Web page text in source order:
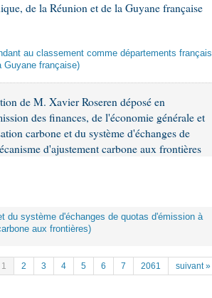
de la Réunion et de la Guyane française
au classement comme départements français
Guyane française)
de M. Xavier Roseren déposé en
des finances, de l'économie générale et
carbone et du système d'échanges de
d'ajustement carbone aux frontières
du système d'échanges de quotas d'émission à
aux frontières)
1 2 3 4 5 6 7 2061 suivant »